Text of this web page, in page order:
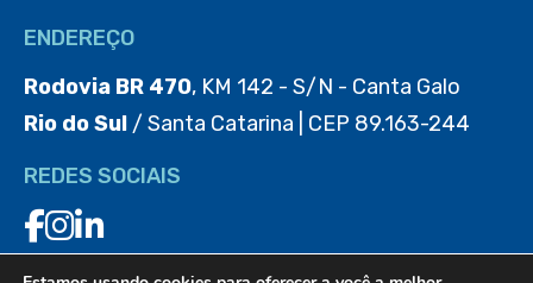
ENDEREÇO
Rodovia BR 470, KM 142 - S/N - Canta Galo
Rio do Sul / Santa Catarina | CEP 89.163-244
REDES SOCIAIS